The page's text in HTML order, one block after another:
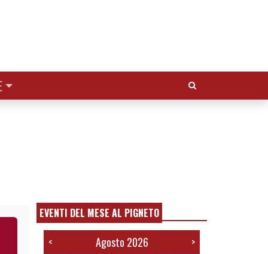
Cerca:
EVENTI DEL MESE AL PIGNETO
< Agosto 2026 >